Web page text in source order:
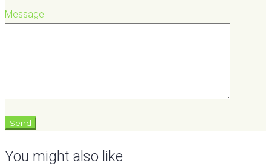
Message
You might also like